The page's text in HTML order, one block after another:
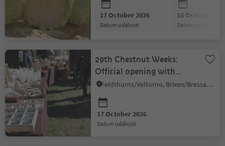
17 October 2026
datum události
18 October
datum události
29th Chestnut Weeks:
Official opening with
market "Törggelen"
Feldthurns/Velturno, Brixen/Bressanone and environs
17 October 2026
datum události